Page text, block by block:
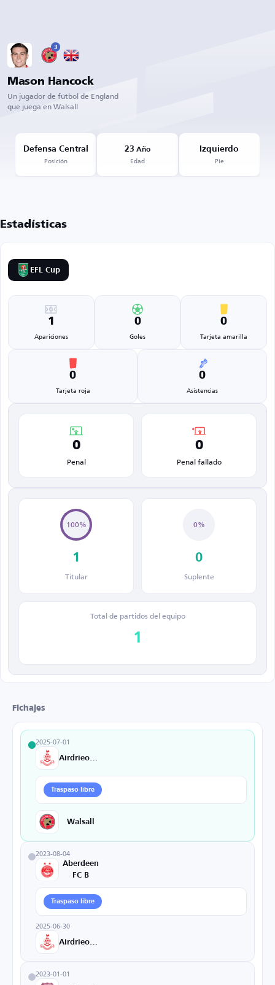
3
Mason Hancock
Un jugador de fútbol de England
que juega en Walsall
Defensa Central
Posición
23 Año
Edad
Izquierdo
Pie
Estadísticas
EFL Cup
1
Apariciones
0
Goles
0
Tarjeta amarilla
0
Tarjeta roja
0
Asistencias
0
Penal
0
Penal fallado
100%
1
Titular
0%
0
Suplente
Total de partidos del equipo
1
Fichajes
2025-07-01
Traspaso libre
Walsall
2023-08-04
Aberdeen
FC B
Traspaso libre
2025-06-30
2023-01-01